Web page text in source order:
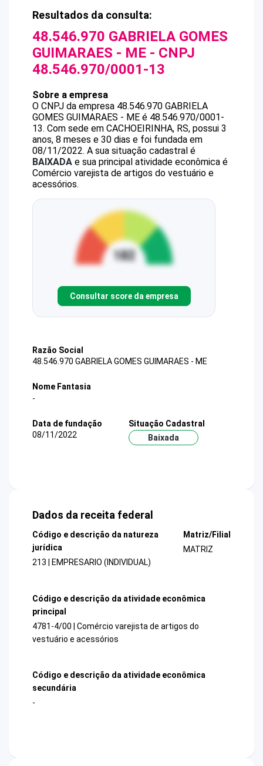
Resultados da consulta:
48.546.970 GABRIELA GOMES
GUIMARAES - ME - CNPJ
48.546.970/0001-13
Sobre a empresa
O CNPJ da empresa 48.546.970 GABRIELA
GOMES GUIMARAES - ME é 48.546.970/0001-
13. Com sede em CACHOEIRINHA, RS, possui 3
anos, 8 meses e 30 dias e foi fundada em
08/11/2022. A sua situação cadastral é
BAIXADA e sua principal atividade econômica é
Comércio varejista de artigos do vestuário e
acessórios.
Consultar score da empresa
Razão Social
48.546.970 GABRIELA GOMES GUIMARAES - ME
Nome Fantasia
-
Data de fundação
08/11/2022
Situação Cadastral
Baixada
Dados da receita federal
Código e descrição da natureza
jurídica
213 | EMPRESARIO (INDIVIDUAL)
Matriz/Filial
MATRIZ
Código e descrição da atividade econômica
principal
4781-4/00 | Comércio varejista de artigos do
vestuário e acessórios
Código e descrição da atividade econômica
secundária
-